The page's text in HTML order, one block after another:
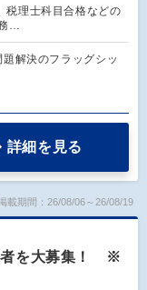
税理士科目合格などの
…
題解決のフラッグシッ
詳細を見る
載期間：26/08/06～26/08/19
者を大募集！ ※